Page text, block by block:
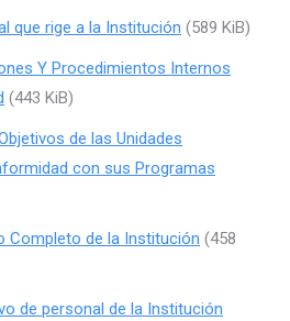
que rige a la Institución (589 KiB)
Y Procedimientos Internos
(443 KiB)
de las Unidades
con sus Programas
Completo de la Institución (458
de personal de la Institución